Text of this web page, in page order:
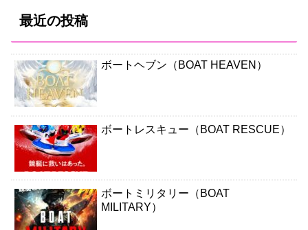
最近の投稿
ボートヘブン（BOAT HEAVEN）
ボートレスキュー（BOAT RESCUE）
ボートミリタリー（BOAT
MILITARY）